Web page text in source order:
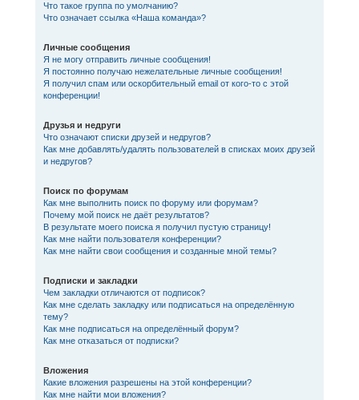
Что такое группа по умолчанию?
Что означает ссылка «Наша команда»?
Личные сообщения
Я не могу отправить личные сообщения!
Я постоянно получаю нежелательные личные сообщения!
Я получил спам или оскорбительный email от кого-то с этой
конференции!
Друзья и недруги
Что означают списки друзей и недругов?
Как мне добавлять/удалять пользователей в списках моих друзей
и недругов?
Поиск по форумам
Как мне выполнить поиск по форуму или форумам?
Почему мой поиск не даёт результатов?
В результате моего поиска я получил пустую страницу!
Как мне найти пользователя конференции?
Как мне найти свои сообщения и созданные мной темы?
Подписки и закладки
Чем закладки отличаются от подписок?
Как мне сделать закладку или подписаться на определённую
тему?
Как мне подписаться на определённый форум?
Как мне отказаться от подписки?
Вложения
Какие вложения разрешены на этой конференции?
Как мне найти мои вложения?